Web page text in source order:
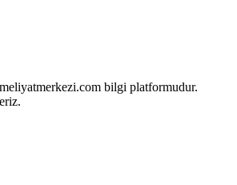
bilgi platformudur.